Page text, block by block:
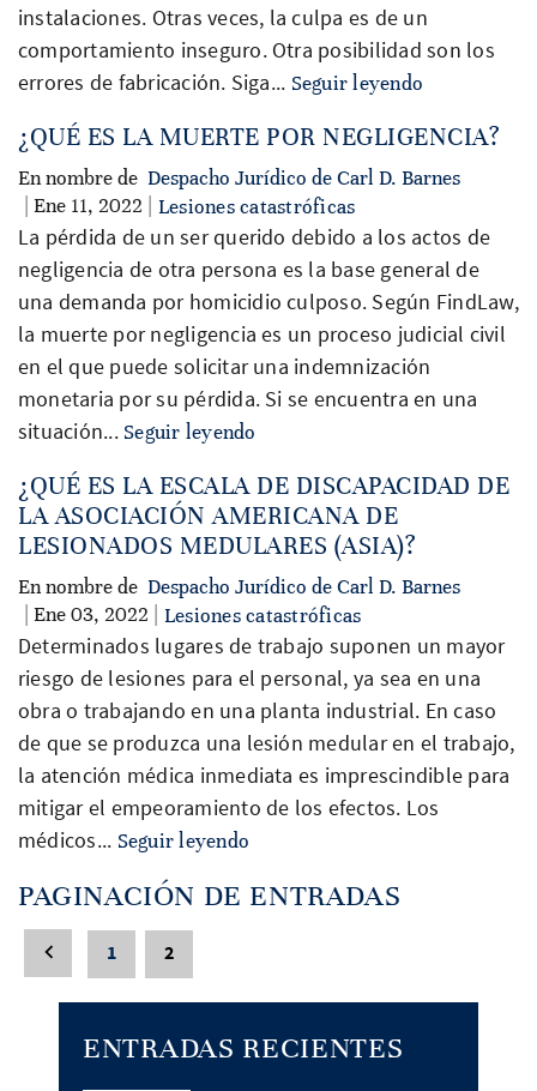
instalaciones. Otras veces, la culpa es de un
comportamiento inseguro. Otra posibilidad son los
errores de fabricación. Siga... Seguir leyendo
¿QUÉ ES LA MUERTE POR NEGLIGENCIA?
En nombre de Despacho Jurídico de Carl D. Barnes
| Ene 11, 2022 |
Lesiones catastróficas
La pérdida de un ser querido debido a los actos de
negligencia de otra persona es la base general de
una demanda por homicidio culposo. Según FindLaw,
la muerte por negligencia es un proceso judicial civil
en el que puede solicitar una indemnización
monetaria por su pérdida. Si se encuentra en una
situación... Seguir leyendo
¿QUÉ ES LA ESCALA DE DISCAPACIDAD DE
LA ASOCIACIÓN AMERICANA DE
LESIONADOS MEDULARES (ASIA)?
En nombre de Despacho Jurídico de Carl D. Barnes
| Ene 03, 2022 |
Lesiones catastróficas
Determinados lugares de trabajo suponen un mayor
riesgo de lesiones para el personal, ya sea en una
obra o trabajando en una planta industrial. En caso
de que se produzca una lesión medular en el trabajo,
la atención médica inmediata es imprescindible para
mitigar el empeoramiento de los efectos. Los
médicos... Seguir leyendo
PAGINACIÓN DE ENTRADAS
1 2
ENTRADAS RECIENTES